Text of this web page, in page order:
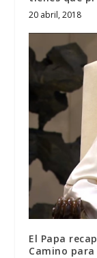
20 abril, 2018
El Papa
Camino